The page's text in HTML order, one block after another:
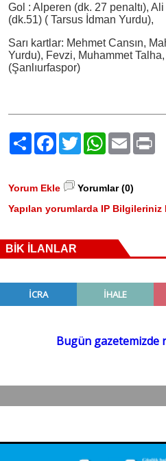
Gol : Alperen (dk. 27 penaltı),
(dk.51) ( Tarsus İdman Yurdu),
Sarı kartlar: Mehmet Cansın,
Yurdu), Fevzi, Muhammet
(Şanlıurfaspor)
PaylaşFacebook
TwitterWhatsApp
Email
Yorum Ekle
Yorumlar (0)
Yapılan yorumlarda IP Bilgileriniz
BİK İLANLAR